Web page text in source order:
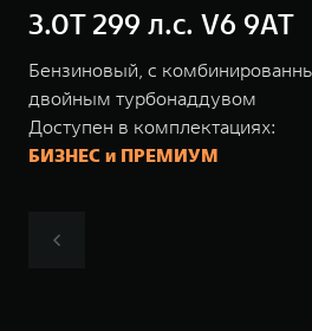
3.0T 299 л.с. V6 9AT
Бензиновый, с
двойным турбонаддувом
Доступен в комплектациях:
БИЗНЕС и ПРЕМИУМ